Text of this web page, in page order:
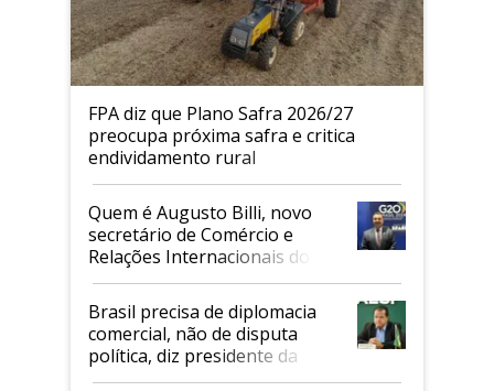
FPA diz que Plano Safra 2026/27
preocupa próxima safra e critica
endividamento rural
Quem é Augusto Billi, novo
secretário de Comércio e
Relações Internacionais do
Mapa
Brasil precisa de diplomacia
comercial, não de disputa
política, diz presidente da
Faesp